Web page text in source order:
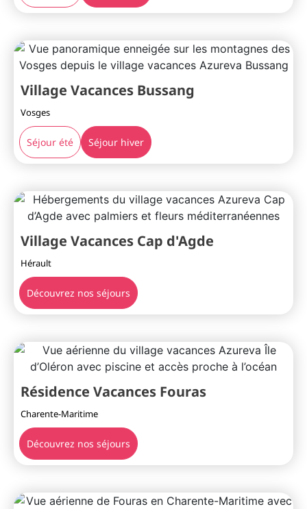
Village Vacances Bussang
Vosges
Séjour été Séjour hiver
Village Vacances Cap d'Agde
Hérault
Découvrez nos séjours
Résidence Vacances Fouras
Charente-Maritime
Découvrez nos séjours